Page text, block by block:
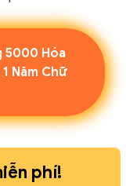
5000 Hóa
Năm Chữ
phí!